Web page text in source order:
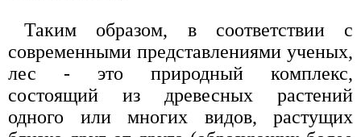
Таким образом, в соответствии с
современными представлениями ученых,
лес - это природный комплекс,
состоящий из древесных растений
одного или многих видов, растущих